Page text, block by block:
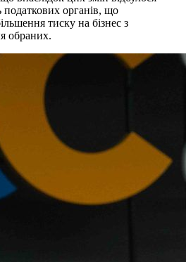
органів, що
тиску на бізнес з
обраних.